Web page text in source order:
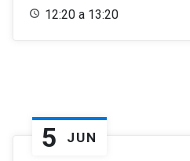
12:20 a 13:20
5 JUN